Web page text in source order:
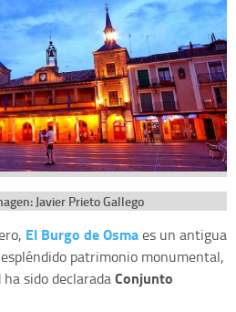
Javier Prieto Gallego
El Burgo de Osmaes un antigua
patrimonio monumental,
sido declaradaConjunto